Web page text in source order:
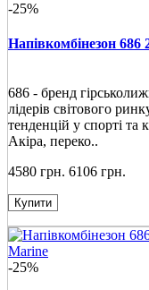
-25%
Напівкомбінезон
686 - бренд
лідерів світового
тенденцій у спорті та
Акіра, переко..
4580 грн. 6106 грн.
Купити
-25%